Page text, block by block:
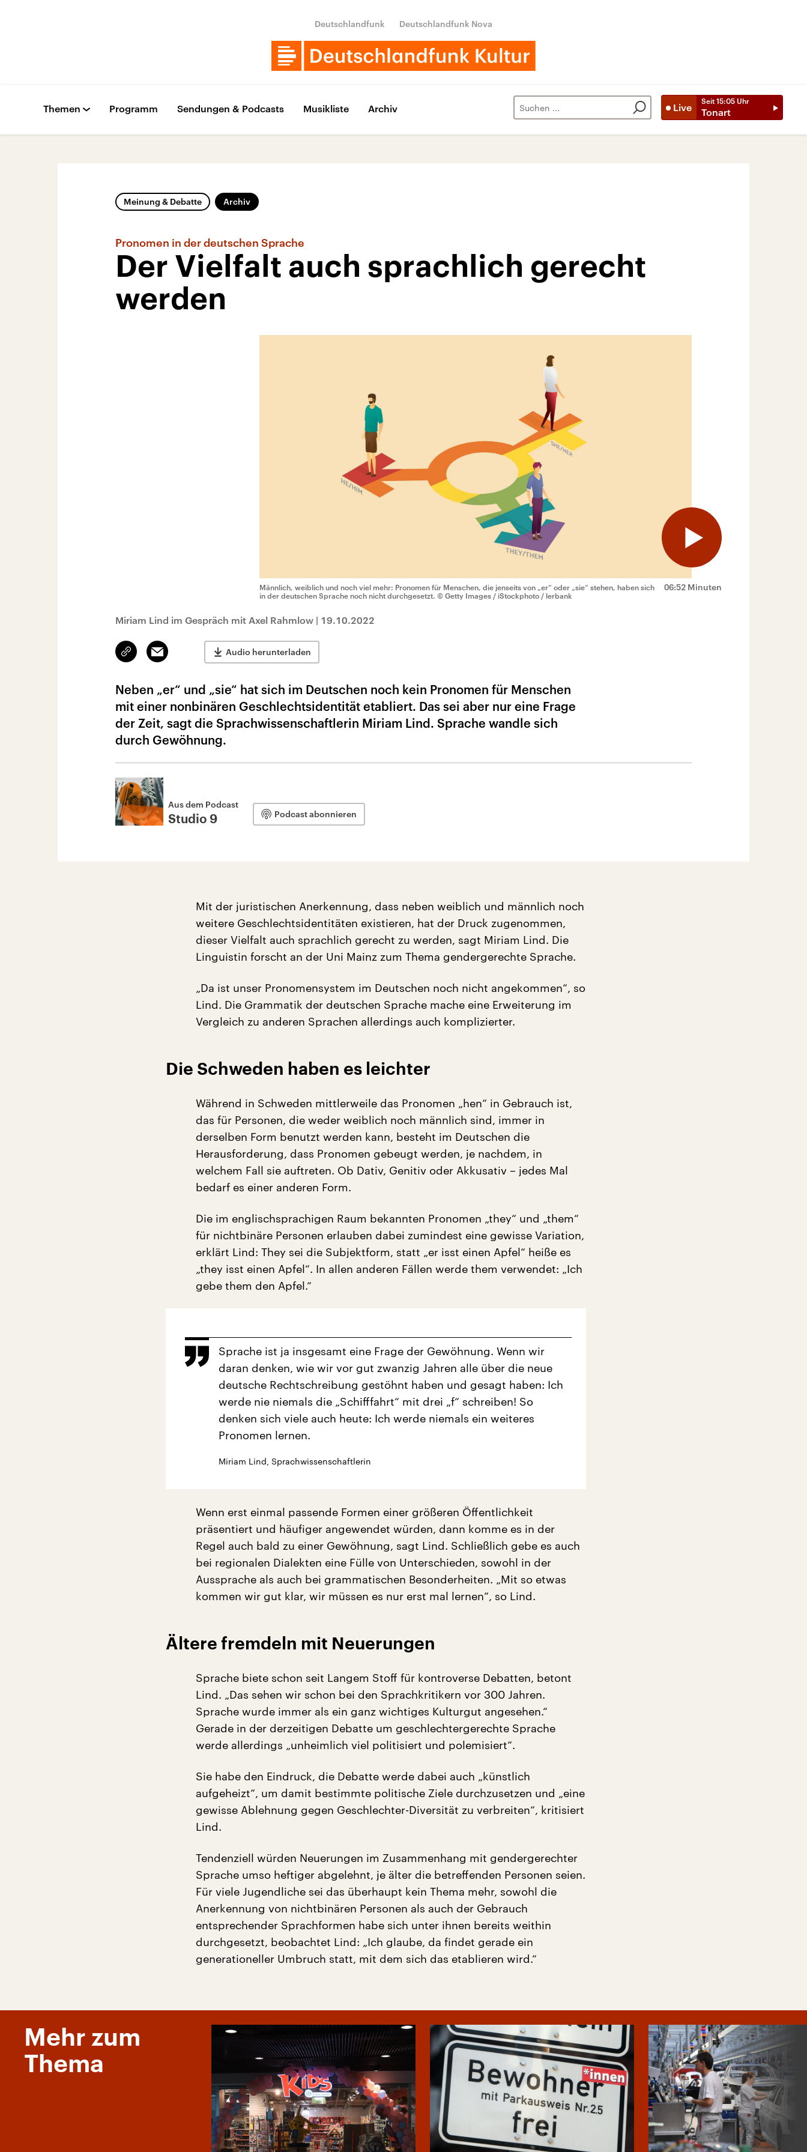
Deutschlandfunk Deutschlandfunk Nova
Live
Seit 15:05 Uhr
Tonart
Themen Programm Sendungen & Podcasts Musikliste Archiv
Meinung & Debatte Archiv
Pronomen in der deutschen Sprache
Der Vielfalt auch sprachlich gerecht
werden
06:52 Minuten
Männlich, weiblich und noch viel mehr: Pronomen für Menschen, die jenseits von „er“ oder „sie“ stehen, haben sich
in der deutschen Sprache noch nicht durchgesetzt. © Getty Images / iStockphoto / lerbank
Miriam Lind im Gespräch mit Axel Rahmlow | 19.10.2022
Link
kopieren/teilen
Email Audio herunterladen
Neben „er“ und „sie“ hat sich im Deutschen noch kein Pronomen für Menschen
mit einer nonbinären Geschlechtsidentität etabliert. Das sei aber nur eine Frage
der Zeit, sagt die Sprachwissenschaftlerin Miriam Lind. Sprache wandle sich
durch Gewöhnung.
Aus dem Podcast
Studio 9 Podcast abonnieren
Mit der juristischen Anerkennung, dass neben weiblich und männlich noch
weitere Geschlechtsidentitäten existieren, hat der Druck zugenommen,
dieser Vielfalt auch sprachlich gerecht zu werden, sagt Miriam Lind. Die
Linguistin forscht an der Uni Mainz zum Thema gendergerechte Sprache.
„Da ist unser Pronomensystem im Deutschen noch nicht angekommen“, so
Lind. Die Grammatik der deutschen Sprache mache eine Erweiterung im
Vergleich zu anderen Sprachen allerdings auch komplizierter.
Die Schweden haben es leichter
Während in Schweden mittlerweile das Pronomen „hen“ in Gebrauch ist,
das für Personen, die weder weiblich noch männlich sind, immer in
derselben Form benutzt werden kann, besteht im Deutschen die
Herausforderung, dass Pronomen gebeugt werden, je nachdem, in
welchem Fall sie auftreten. Ob Dativ, Genitiv oder Akkusativ – jedes Mal
bedarf es einer anderen Form.
Die im englischsprachigen Raum bekannten Pronomen „they“ und „them“
für nichtbinäre Personen erlauben dabei zumindest eine gewisse Variation,
erklärt Lind: They sei die Subjektform, statt „er isst einen Apfel“ heiße es
„they isst einen Apfel“. In allen anderen Fällen werde them verwendet: „Ich
gebe them den Apfel.“
Sprache ist ja insgesamt eine Frage der Gewöhnung. Wenn wir
daran denken, wie wir vor gut zwanzig Jahren alle über die neue
deutsche Rechtschreibung gestöhnt haben und gesagt haben: Ich
werde nie niemals die „Schifffahrt“ mit drei „f“ schreiben! So
denken sich viele auch heute: Ich werde niemals ein weiteres
Pronomen lernen.
Miriam Lind, Sprachwissenschaftlerin
Wenn erst einmal passende Formen einer größeren Öffentlichkeit
präsentiert und häufiger angewendet würden, dann komme es in der
Regel auch bald zu einer Gewöhnung, sagt Lind. Schließlich gebe es auch
bei regionalen Dialekten eine Fülle von Unterschieden, sowohl in der
Aussprache als auch bei grammatischen Besonderheiten. „Mit so etwas
kommen wir gut klar, wir müssen es nur erst mal lernen“, so Lind.
Ältere fremdeln mit Neuerungen
Sprache biete schon seit Langem Stoff für kontroverse Debatten, betont
Lind. „Das sehen wir schon bei den Sprachkritikern vor 300 Jahren.
Sprache wurde immer als ein ganz wichtiges Kulturgut angesehen.“
Gerade in der derzeitigen Debatte um geschlechtergerechte Sprache
werde allerdings „unheimlich viel politisiert und polemisiert“.
Sie habe den Eindruck, die Debatte werde dabei auch „künstlich
aufgeheizt“, um damit bestimmte politische Ziele durchzusetzen und „eine
gewisse Ablehnung gegen Geschlechter-Diversität zu verbreiten“, kritisiert
Lind.
Tendenziell würden Neuerungen im Zusammenhang mit gendergerechter
Sprache umso heftiger abgelehnt, je älter die betreffenden Personen seien.
Für viele Jugendliche sei das überhaupt kein Thema mehr, sowohl die
Anerkennung von nichtbinären Personen als auch der Gebrauch
entsprechender Sprachformen habe sich unter ihnen bereits weithin
durchgesetzt, beobachtet Lind: „Ich glaube, da findet gerade ein
generationeller Umbruch statt, mit dem sich das etablieren wird.“
Mehr zum
Thema